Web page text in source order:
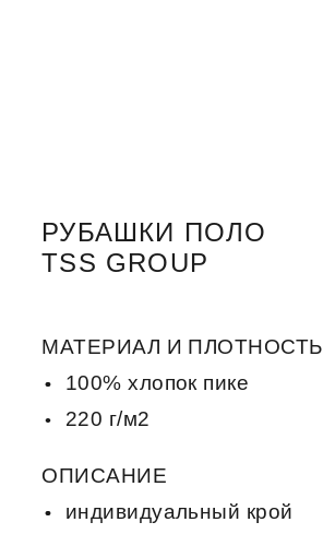
РУБАШКИ ПОЛО
TSS GROUP
МАТЕРИАЛ И ПЛОТНОСТЬ
100% хлопок пике
220 г/м2
ОПИСАНИЕ
индивидуальный крой